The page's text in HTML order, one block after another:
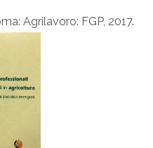
Agrilavoro: FGP, 2017.